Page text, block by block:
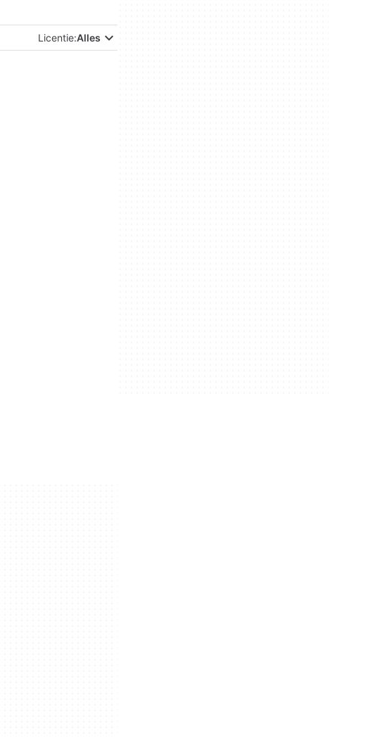
Licentie:Alles